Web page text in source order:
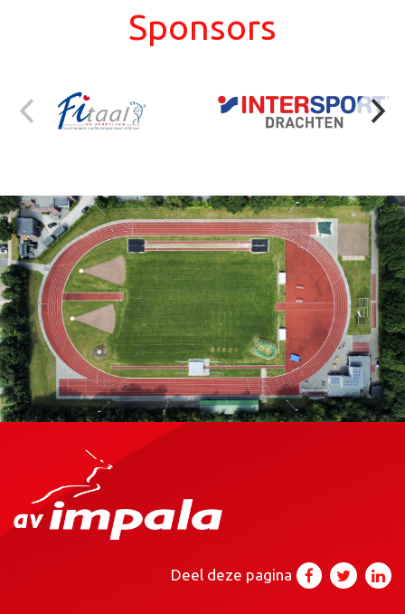
Sponsors
Deel deze pagina